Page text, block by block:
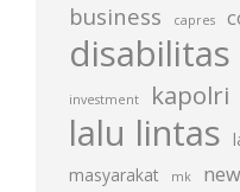
business capres
disabilitas
investment kapolri
lalu lintas
masyarakat mk